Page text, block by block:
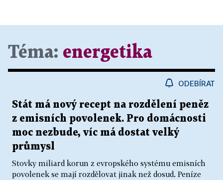
Téma: energetika
ODEBÍRAT
Stát má nový recept na rozdělení peněz
z emisních povolenek. Pro domácnosti
moc nezbude, víc má dostat velký
průmysl
Stovky miliard korun z evropského systému emisních
povolenek se mají rozdělovat jinak než dosud. Peníze